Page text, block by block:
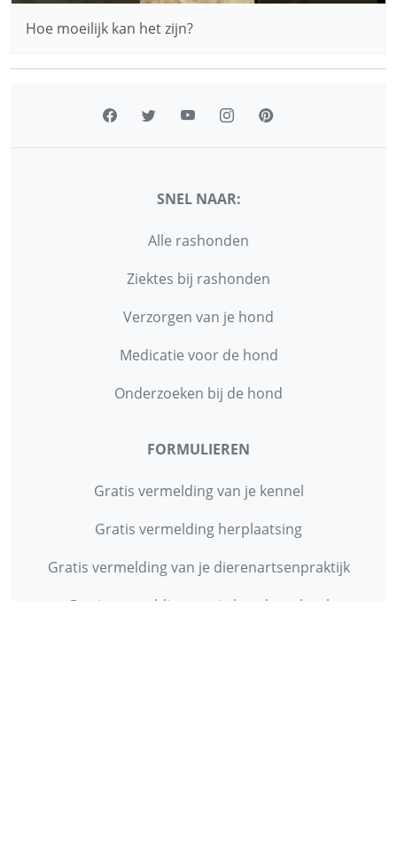
Hoe moeilijk kan het zijn?
SNEL NAAR:
Alle rashonden
Ziektes bij rashonden
Verzorgen van je hond
Medicatie voor de hond
Onderzoeken bij de hond
FORMULIEREN
Gratis vermelding van je kennel
Gratis vermelding herplaatsing
Gratis vermelding van je dierenartsenpraktijk
Gratis vermelding van je hondenschool